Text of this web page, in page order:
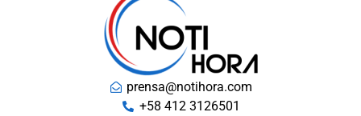
prensa@notihora.com
+58 412 3126501